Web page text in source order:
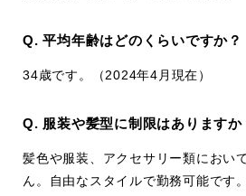
Q. 平均年齢はどのくらいですか？
34歳です。（2024年4月現在）
Q. 服装や髪型に制限はありますか
髪色や服装、アクセサリー類におい
ん。自由なスタイルで勤務可能です。